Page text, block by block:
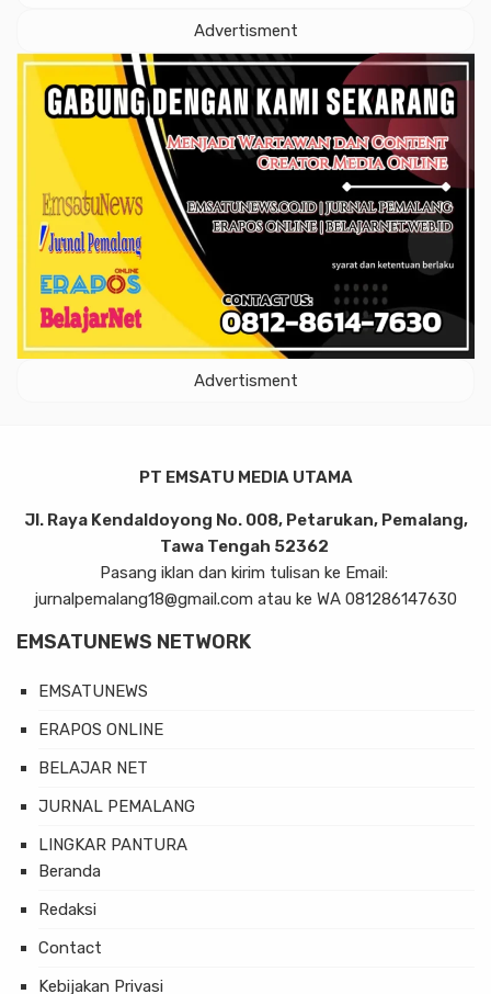
Advertisment
Advertisment
PT EMSATU MEDIA UTAMA
Jl. Raya Kendaldoyong No. 008, Petarukan, Pemalang,
Tawa Tengah 52362
Pasang iklan dan kirim tulisan ke Email:
jurnalpemalang18@gmail.com atau ke WA 081286147630
EMSATUNEWS NETWORK
EMSATUNEWS
ERAPOS ONLINE
BELAJAR NET
JURNAL PEMALANG
LINGKAR PANTURA
Beranda
Redaksi
Contact
Kebijakan Privasi